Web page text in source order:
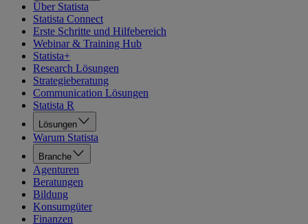
Über Statista
Statista Connect
Erste Schritte und Hilfebereich
Webinar & Training Hub
Statista+
Research Lösungen
Strategieberatung
Communication Lösungen
Statista R
Lösungen
Warum Statista
Branche
Agenturen
Beratungen
Bildung
Konsumgüter
Finanzen